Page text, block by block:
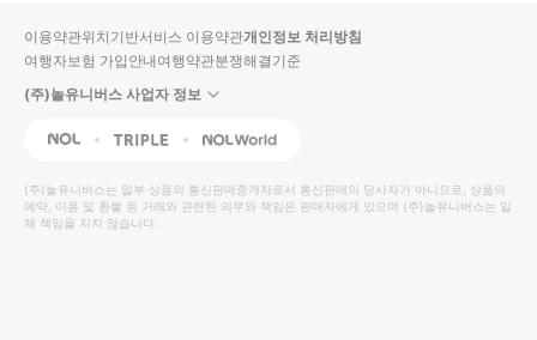
이용약관위치기반서비스 이용약관개인정보 처리방침
여행자보험 가입안내여행약관분쟁해결기준
(주)놀유니버스 사업자 정보
NOL Triple Interpark Global
(주)놀유니버스는 일부 상품의 통신판매중개자로서 통신판매의 당사자가 아니므로, 상품의
예약, 이용 및 환불 등 거래와 관련된 의무와 책임은 판매자에게 있으며 (주)놀유니버스는 일
체 책임을 지지 않습니다.